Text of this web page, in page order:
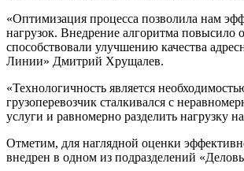
«Оптимизация процесса позволила нам
нагрузок. Внедрение алгоритма повысило
способствовали улучшению качества
Линии» Дмитрий Хрущалев.
«Технологичность является
грузоперевозчик сталкивался с
услуги и равномерно разделить нагрузку
Отметим, для наглядной оценки
внедрен в одном из подразделений